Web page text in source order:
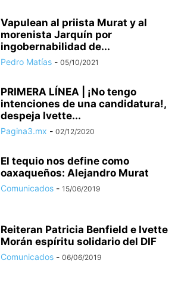
Vapulean al priista Murat y al
morenista Jarquín por
ingobernabilidad de...
Pedro Matías - 05/10/2021
PRIMERA LÍNEA | ¡No tengo
intenciones de una candidatura!,
despeja Ivette...
Pagina3.mx - 02/12/2020
El tequio nos define como
oaxaqueños: Alejandro Murat
Comunicados - 15/06/2019
Reiteran Patricia Benfield e Ivette
Morán espíritu solidario del DIF
Comunicados - 06/06/2019